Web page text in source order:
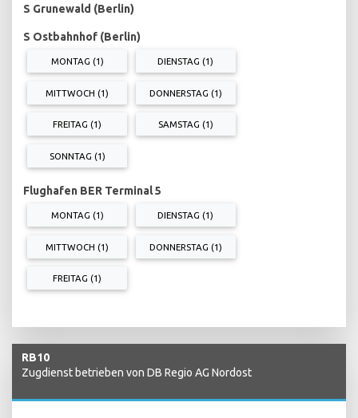
S Grunewald (Berlin)
S Ostbahnhof (Berlin)
MONTAG (1) DIENSTAG (1)
MITTWOCH (1) DONNERSTAG (1)
FREITAG (1) SAMSTAG (1)
SONNTAG (1)
Flughafen BER Terminal 5
MONTAG (1) DIENSTAG (1)
MITTWOCH (1) DONNERSTAG (1)
FREITAG (1)
RB10
Zugdienst betrieben von DB Regio AG Nordost